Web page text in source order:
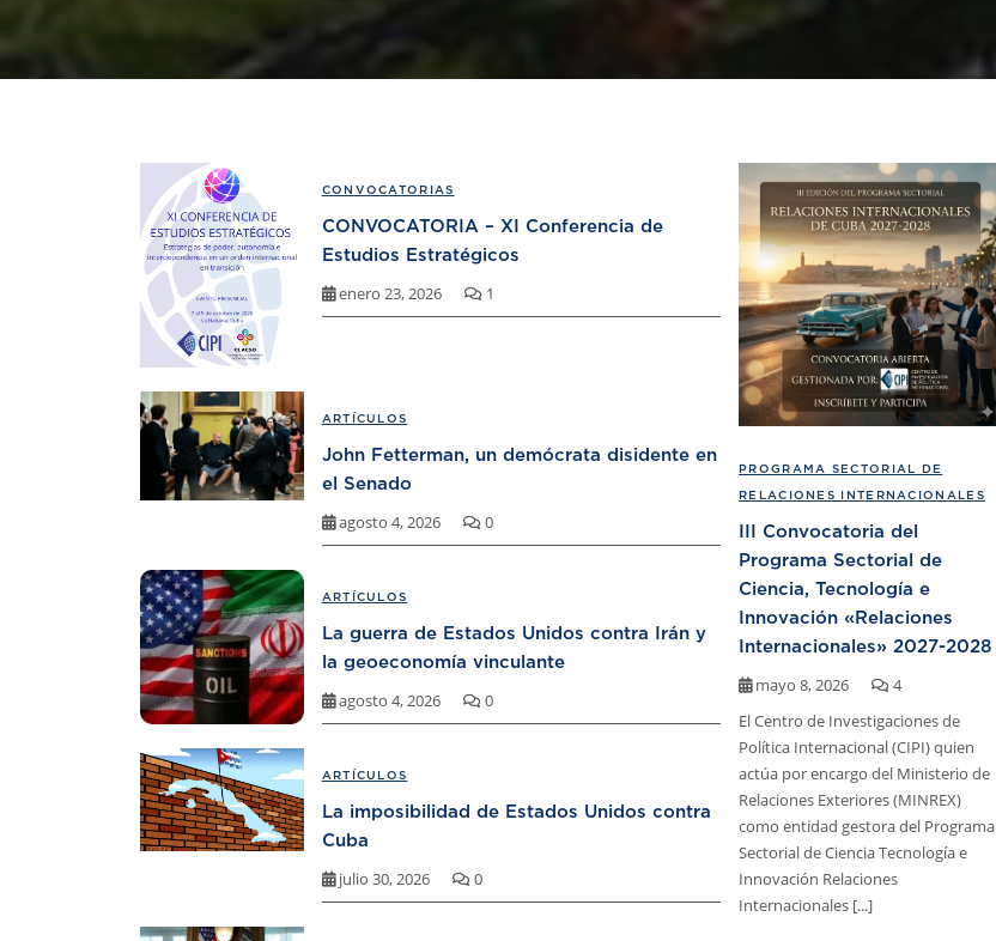
PROGRAMA SECTORIAL DE
RELACIONES INTERNACIONALES
III Convocatoria del
Programa Sectorial de
Ciencia, Tecnología e
Innovación «Relaciones
Internacionales» 2027-2028
mayo 8, 2026
4
El Centro de Investigaciones de
Política Internacional (CIPI) quien
actúa por encargo del Ministerio de
Relaciones Exteriores (MINREX)
como entidad gestora del Programa
Sectorial de Ciencia Tecnología e
Innovación Relaciones
Internacionales [...]
CONVOCATORIAS
CONVOCATORIA – XI Conferencia de
Estudios Estratégicos
enero 23, 2026 1
ARTÍCULOS
John Fetterman, un demócrata disidente en
el Senado
agosto 4, 2026 0
ARTÍCULOS
La guerra de Estados Unidos contra Irán y
la geoeconomía vinculante
agosto 4, 2026 0
ARTÍCULOS
La imposibilidad de Estados Unidos contra
Cuba
julio 30, 2026 0